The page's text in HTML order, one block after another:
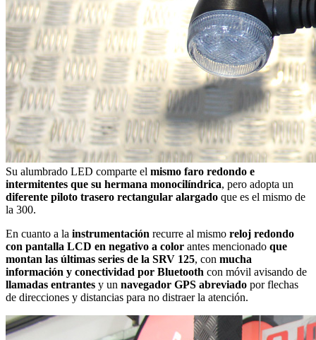
Su alumbrado LED comparte el mismo faro redondo e
intermitentes que su hermana monocilíndrica, pero adopta un
diferente piloto trasero rectangular alargado que es el mismo de
la 300.
En cuanto a la instrumentación recurre al mismo reloj redondo
con pantalla LCD en negativo a color antes mencionado que
montan las últimas series de la SRV 125, con mucha
información y conectividad por Bluetooth con móvil avisando de
llamadas entrantes y un navegador GPS abreviado por flechas
de direcciones y distancias para no distraer la atención.